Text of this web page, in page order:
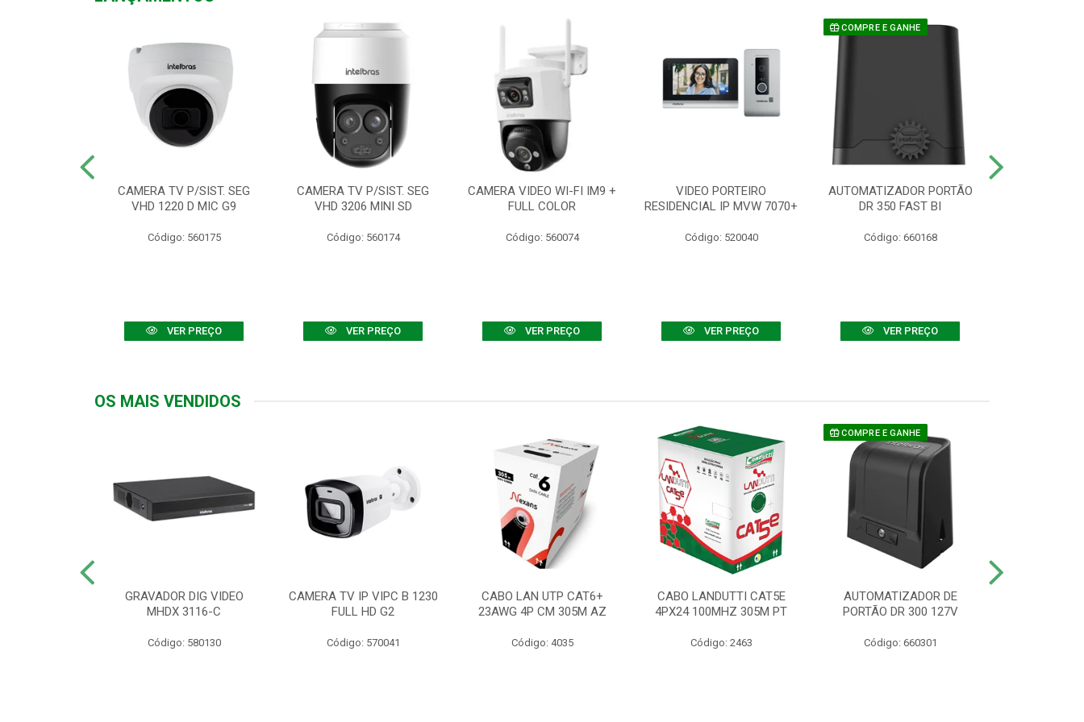
CAMERA TV P/SIST. SEG
VHD 1220 D MIC G9
Código: 560175
VER PREÇO
CAMERA TV P/SIST. SEG
VHD 3206 MINI SD
Código: 560174
VER PREÇO
CAMERA VIDEO WI-FI IM9 +
FULL COLOR
Código: 560074
VER PREÇO
VIDEO PORTEIRO
RESIDENCIAL IP MVW 7070+
Código: 520040
VER PREÇO
COMPRE E GANHE
AUTOMATIZADOR PORTÃO
DR 350 FAST BI
Código: 660168
VER PREÇO
OS MAIS VENDIDOS
GRAVADOR DIG VIDEO
MHDX 3116-C
Código: 580130
CAMERA TV IP VIPC B 1230
FULL HD G2
Código: 570041
CABO LAN UTP CAT6+
23AWG 4P CM 305M AZ
Código: 4035
CABO LANDUTTI CAT5E
4PX24 100MHZ 305M PT
Código: 2463
COMPRE E GANHE
AUTOMATIZADOR DE
PORTÃO DR 300 127V
Código: 660301